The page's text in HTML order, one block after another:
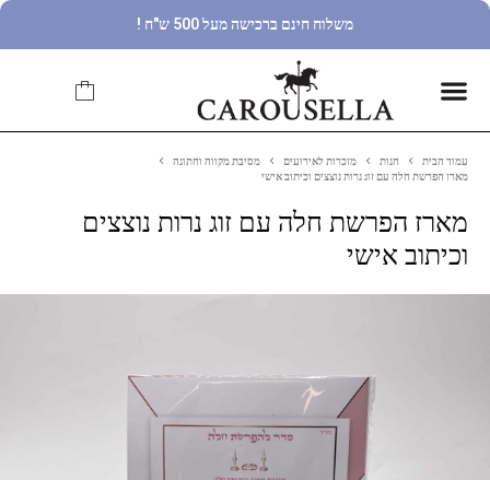
משלוח חינם ברכישה מעל 500 ש"ח !
עמוד הבית חנות מזכרות לאירועים
מסיבת מקווה וחתונה
מארז הפרשת חלה עם זוג נרות נוצצים וכיתוב אישי
מארז הפרשת חלה עם זוג נרות נוצצים
וכיתוב אישי